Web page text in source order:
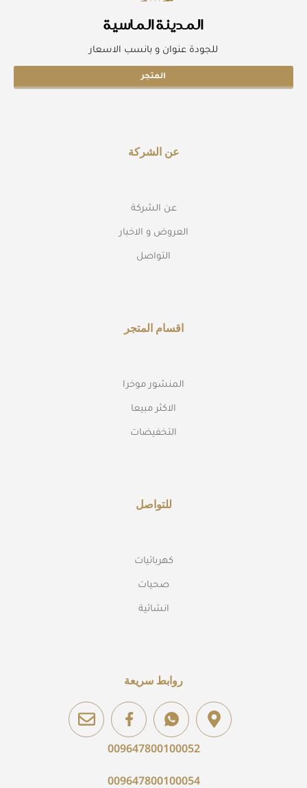
المدينة الماسية
للجودة عنوان و بانسب الاسعار
المتجر
عن الشركة
عن الشركة
العروض و الاخبار
التواصل
اقسام المتجر
المنشور موخرا
الاكثر مبيعا
التخفيضات
للتواصل
كهربائيات
صحيات
انشائية
روابط سريعة
009647800100052
009647800100054